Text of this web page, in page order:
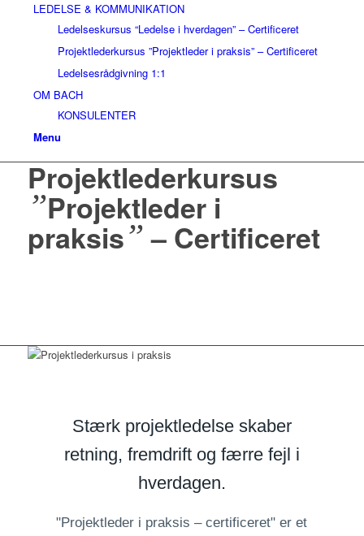
LEDELSE & KOMMUNIKATION
Ledelseskursus “Ledelse i hverdagen” – Certificeret
Projektlederkursus ”Projektleder i praksis” – Certificeret
Ledelsesrådgivning 1:1
OM BACH
KONSULENTER
Menu
Projektlederkursus
”Projektleder i
praksis”– Certificeret
Stærk projektledelse skaber
retning, fremdrift og færre fejl i
hverdagen.
"Projektleder i praksis – certificeret" er et